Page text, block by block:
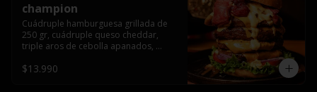
champion
Cuádruple hamburguesa grillada de
250 gr, cuádruple queso cheddar,
triple aros de cebolla apanados,
morada, pepinillo, chedar sause y los
$13.990